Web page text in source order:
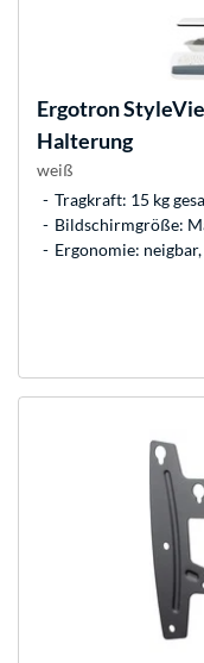
Ergotron
Halterung
weiß
Tragkraft: 15 kg
Bildschirmgröße:
Ergonomie: